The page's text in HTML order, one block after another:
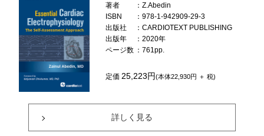
著者
：Z.Abedin
ISBN
：978-1-942909-29-3
出版社
：CARDIOTEXT PUBLISHING
出版年
：2020年
ページ数 ：761pp.
定価 25,223円(本体22,930円 ＋ 税)
詳しく見る